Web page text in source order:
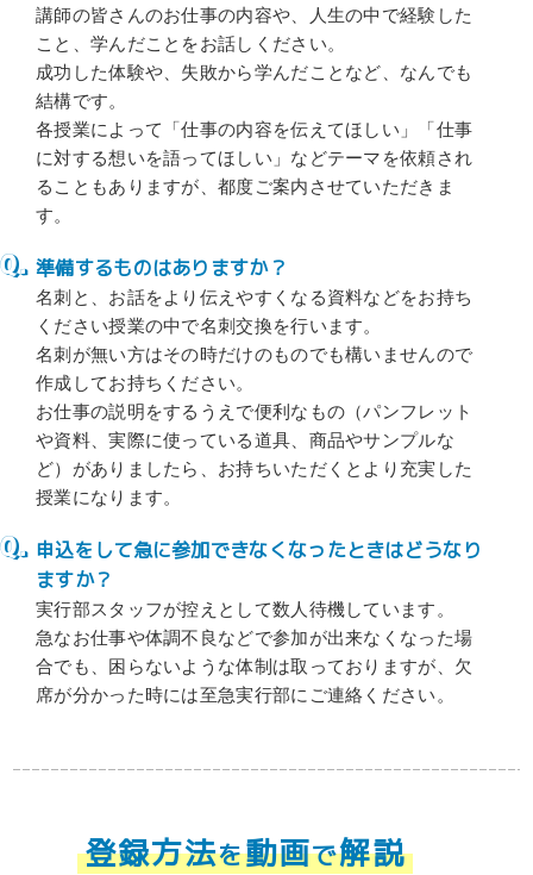
講師の皆さんのお仕事の内容や、人生の中で経験した
こと、学んだことをお話しください。
成功した体験や、失敗から学んだことなど、なんでも
結構です。
各授業によって「仕事の内容を伝えてほしい」「仕事
に対する想いを語ってほしい」などテーマを依頼され
ることもありますが、都度ご案内させていただきま
す。
準備するものはありますか？
名刺と、お話をより伝えやすくなる資料などをお持ち
ください授業の中で名刺交換を行います。
名刺が無い方はその時だけのものでも構いませんので
作成してお持ちください。
お仕事の説明をするうえで便利なもの（パンフレット
や資料、実際に使っている道具、商品やサンプルな
ど）がありましたら、お持ちいただくとより充実した
授業になります。
申込をして急に参加できなくなったときはどうなり
ますか？
実行部スタッフが控えとして数人待機しています。
急なお仕事や体調不良などで参加が出来なくなった場
合でも、困らないような体制は取っておりますが、欠
席が分かった時には至急実行部にご連絡ください。
登録方法を動画で解説